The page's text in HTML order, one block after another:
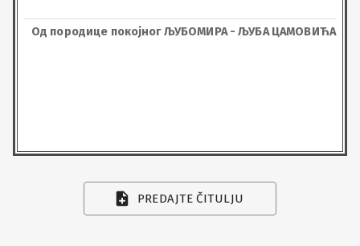
Од породице покојног ЉУБОМИРА - ЉУБА ЦАМОВИЋА
PREDAJTE ČITULJU